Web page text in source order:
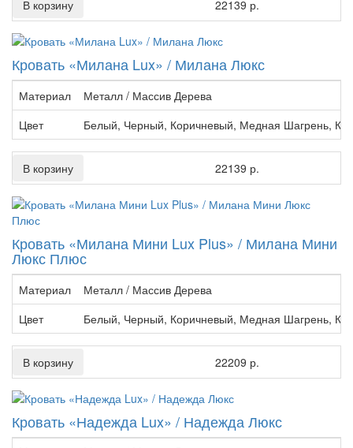
В корзину 22139 р.
Кровать «Милана Lux» / Милана Люкс
Материал
Металл / Массив Дерева
Цвет
Белый, Черный, Коричневый, Медная Шагрень,
В корзину 22139 р.
Кровать «Милана Мини Lux Plus» / Милана Мини
Люкс Плюс
Материал
Металл / Массив Дерева
Цвет
Белый, Черный, Коричневый, Медная Шагрень,
В корзину 22209 р.
Кровать «Надежда Lux» / Надежда Люкс